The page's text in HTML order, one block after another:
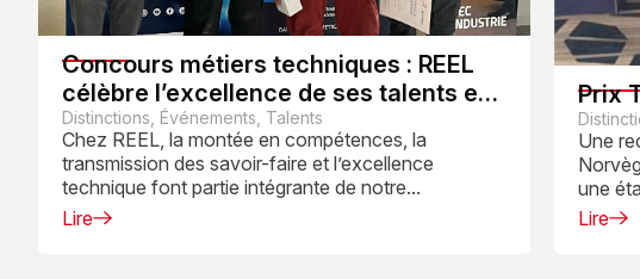
Concours métiers techniques : REEL
célèbre l’excellence de ses talents en
2025
Distinctions, Événements, Talents
Chez REEL, la montée en compétences, la
transmission des savoir-faire et l’excellence
technique font partie intégrante de notre...
Lire
Prix
Une
une
Lire